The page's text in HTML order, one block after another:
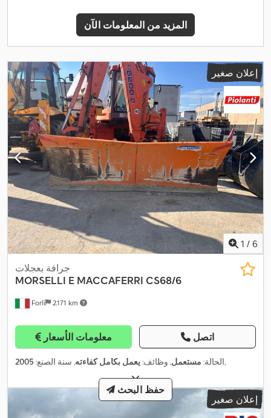
المزيد من المعلومات الآن
إعلان صغير
1 / 6
Forlì 2.171 km
جرافة بعجلات
MORSELLI E MACCAFERRI CS68/6
معلومات الأسعار اتصل
الحالة: مستعمل, وظائف:يعمل بكامل كفاءته, سنة الصنع: 2005 ,
إعلان صغير
حفظ البحث